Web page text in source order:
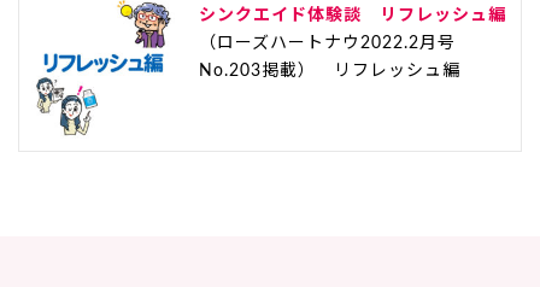
シンクエイド体験談 リフレッシュ編
（ローズハートナウ2022.2月号
No.203掲載） リフレッシュ編